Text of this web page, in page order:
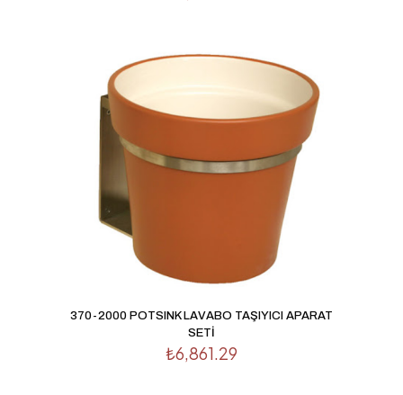
370-2000 POTSINK LAVABO TAŞIYICI APARAT
SETİ
₺6,861.29